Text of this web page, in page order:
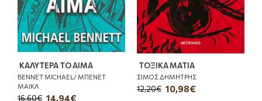
ΚΑΛΥΤΕΡΑ ΤΟ ΑΙΜΑ
BENNET MICHAEL/ ΜΠΕΝΕΤ
ΜΑΙΚΛ
14,94€
16,60€
ΤΟΞΙΚΑ ΜΑΤΙΑ
ΣΙΜΟΣ ΔΗΜΗΤΡΗΣ
10,98€
12,20€